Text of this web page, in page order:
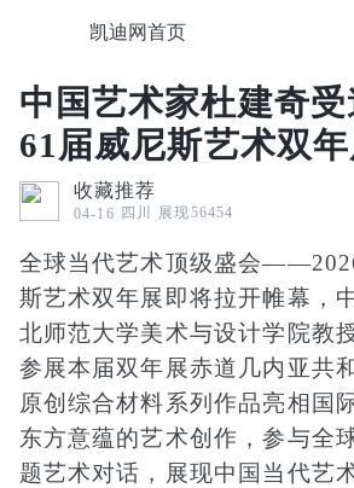
凯迪网首页
中国艺术家杜建奇
61届威尼斯艺术双
收藏推荐
04-16 四川 展现56454
全球当代艺术顶级盛会
斯艺术双年展即将拉开帷幕，
北师范大学美术与设计学院教
参展本届双年展赤道几内亚共
原创综合材料系列作品亮相国
东方意蕴的艺术创作，参与全
题艺术对话，展现中国当代艺